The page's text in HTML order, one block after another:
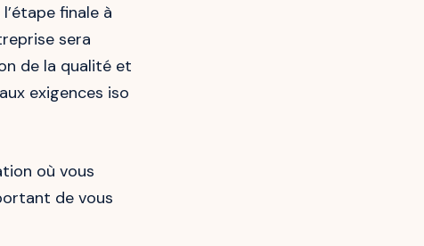
finale à
sera
de la qualité et
exigences iso
où vous
de vous